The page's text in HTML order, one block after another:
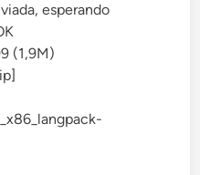
esperando
(1,9M)